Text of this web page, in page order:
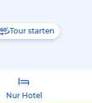
Tour starten
Nur Hotel